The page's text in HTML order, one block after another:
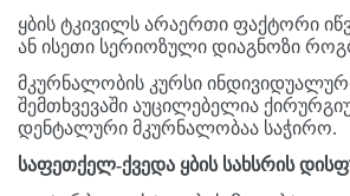
ყბის ტკივილს არაერთი ფაქტორი
ან ისეთი სერიოზული დიაგნოზი
მკურნალობის კურსი
შემთხვევაში აუცილებელია
დენტალური მკურნალობაა საჭირო.
საფეთქელ-ქვედა ყბის სახსრის